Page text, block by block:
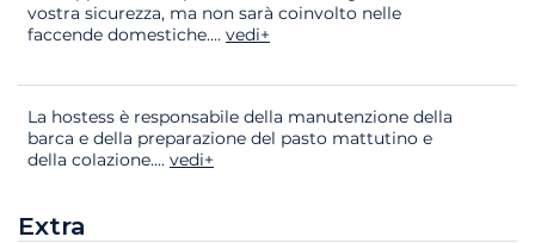
vostra sicurezza, ma non sarà coinvolto nelle
faccende domestiche.... vedi+
La hostess è responsabile della manutenzione della
barca e della preparazione del pasto mattutino e
della colazione.... vedi+
Extra